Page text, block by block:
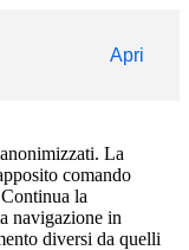
Apri
La
comando
la
navigazione in
diversi da quelli